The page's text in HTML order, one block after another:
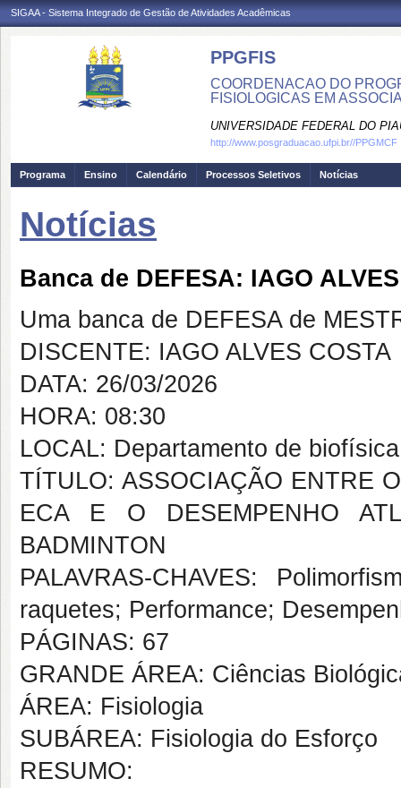
SIGAA - Sistema Integrado de Gestão de Atividades Acadêmicas
PPGFIS
COORDENACAO DO
FISIOLOGICAS EM
UNIVERSIDADE FEDERAL DO
http://www.posgraduacao.ufpi.br//PPGMCF
Programa Ensino Calendário Processos Seletivos Notícias
Notícias
Banca de DEFESA: IAGO
Uma banca de DEFESA de
DISCENTE: IAGO ALVES COSTA
DATA: 26/03/2026
HORA: 08:30
LOCAL: Departamento de
TÍTULO: ASSOCIAÇÃO ENTRE
ECA E O DESEMPENHO
BADMINTON
PALAVRAS-CHAVES:
raquetes; Performance;
PÁGINAS: 67
GRANDE ÁREA: Ciências
ÁREA: Fisiologia
SUBÁREA: Fisiologia do Esforço
RESUMO: